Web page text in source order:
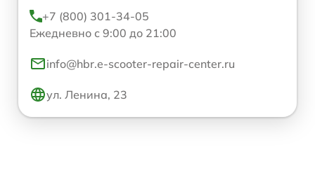
+7 (800) 301-34-05
Ежедневно с 9:00 до 21:00
info@hbr.e-scooter-repair-center.ru
ул. Ленина, 23